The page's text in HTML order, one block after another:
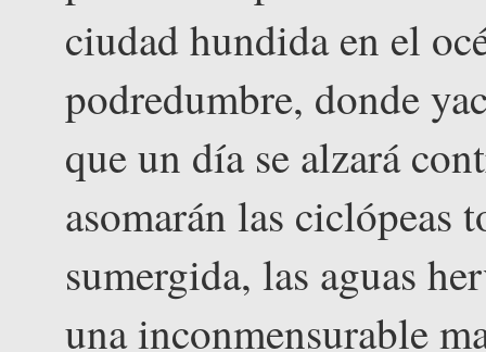
ciudad hundida en el
podredumbre, donde
que un día se alzará
asomarán las ciclópeas
sumergida, las aguas
una inconmensurable